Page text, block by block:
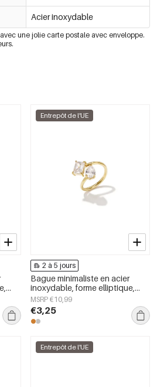
Acier inoxydable
une jolie carte postale avec enveloppe.
Entrepôt de l'UE
2 à 5 jours
Bague minimaliste en acier
inoxydable, forme elliptique,
collection Simple Daily Simple,
bijoux pour femmes
MSRP €10,99
€3,25
Entrepôt de l'UE